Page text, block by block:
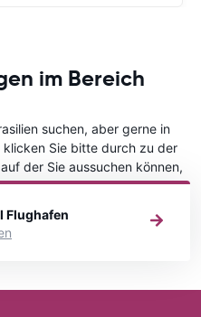
im Bereich
suchen, aber gerne in
klicken Sie bitte durch zu der
der Sie aussuchen können,
Fahrzeug mieten wollen.
Flughafen